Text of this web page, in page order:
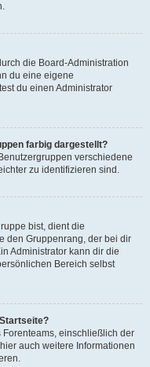
die Board-Administration
du eine eigene
du einen Administrator
farbig dargestellt?
verschiedene
zu identifizieren sind.
bist, dient die
den Gruppenrang, der bei dir
Administrator kann dir die
Bereich selbst
einschließlich der
auch weitere Informationen